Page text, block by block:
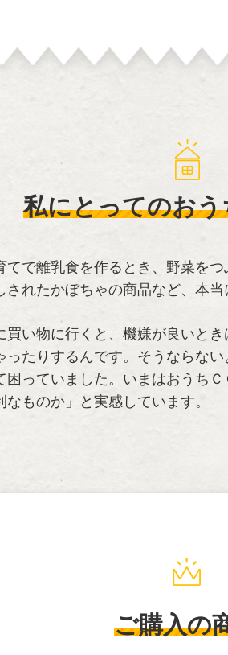
私にとってのおう
てで離乳食を作るとき、野菜を
されたかぼちゃの商品など、本当
買い物に行くと、機嫌が良いと
ったりするんです。そうならな
困っていました。いまはおうち
なものか」と実感しています。
ご購入の